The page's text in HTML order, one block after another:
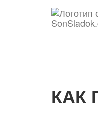
КАК